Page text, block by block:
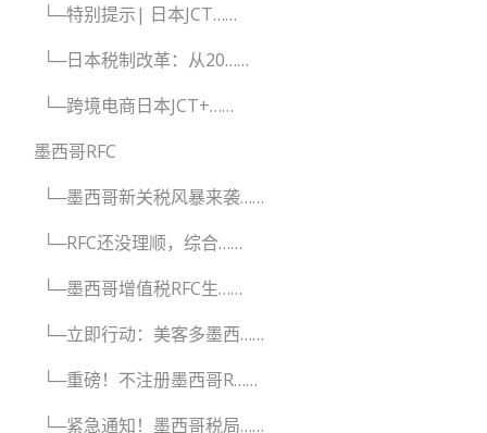
└─特别提示| 日本JCT……
└─日本税制改革：从20……
└─跨境电商日本JCT+……
墨西哥RFC
└─墨西哥新关税风暴来袭……
└─RFC还没理顺，综合……
└─墨西哥增值税RFC生……
└─立即行动：美客多墨西……
└─重磅！不注册墨西哥R……
└─紧急通知！墨西哥税局……